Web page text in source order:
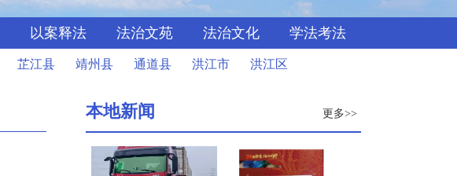
以案释法 法治文苑 法治文化 学法考法
芷江县 靖州县 通道县 洪江市 洪江区
本地新闻 更多>>